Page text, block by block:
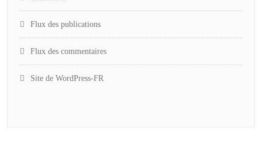
Flux des publications
Flux des commentaires
Site de WordPress-FR